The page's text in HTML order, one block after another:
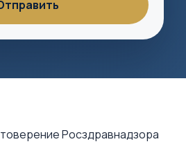
Росздравнадзора